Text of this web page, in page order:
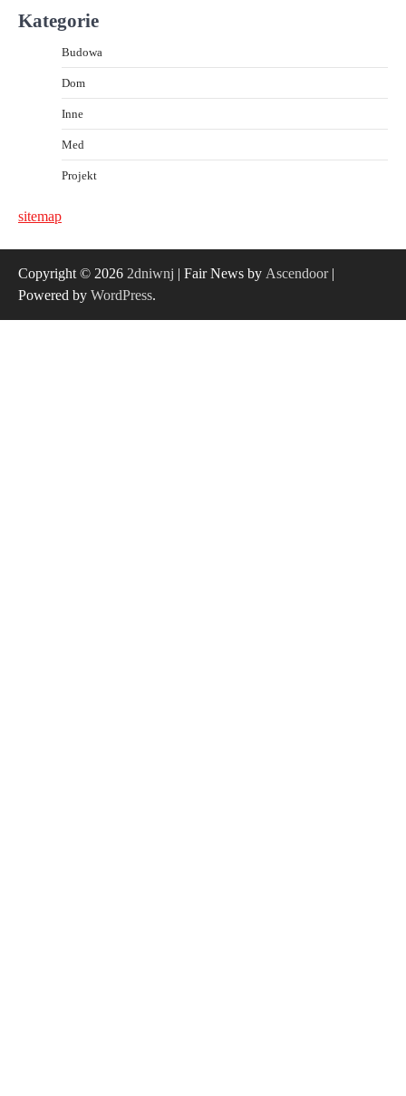
Kategorie
Budowa
Dom
Inne
Med
Projekt
sitemap
Copyright © 2026 2dniwnj | Fair News by Ascendoor|
Powered by WordPress.